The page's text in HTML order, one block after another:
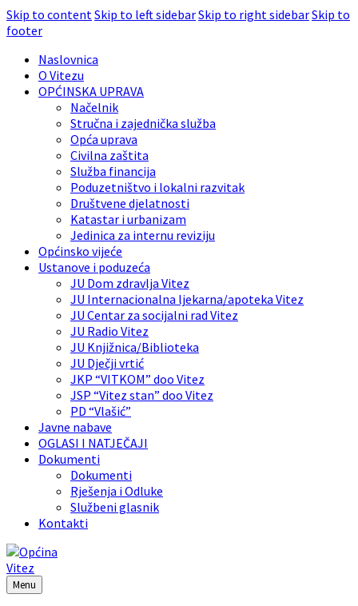
Skip to contentSkip to left sidebarSkip to right sidebarSkip to
footer
Naslovnica
O Vitezu
OPĆINSKA UPRAVA
Načelnik
Stručna i zajednička služba
Opća uprava
Civilna zaštita
Služba financija
Poduzetništvo i lokalni razvitak
Društvene djelatnosti
Katastar i urbanizam
Jedinica za internu reviziju
Općinsko vijeće
Ustanove i poduzeća
JU Dom zdravlja Vitez
JU Internacionalna ljekarna/apoteka Vitez
JU Centar za socijalni rad Vitez
JU Radio Vitez
JU Knjižnica/Biblioteka
JU Dječji vrtić
JKP “VITKOM” doo Vitez
JSP “Vitez stan” doo Vitez
PD “Vlašić”
Javne nabave
OGLASI I NATJEČAJI
Dokumenti
Dokumenti
Rješenja i Odluke
Službeni glasnik
Kontakti
Menu